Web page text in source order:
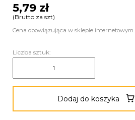
5,79 zł
(Brutto za szt)
Cena obowiązująca w sklepie internetowym.
Liczba sztuk:
Dodaj do koszyka